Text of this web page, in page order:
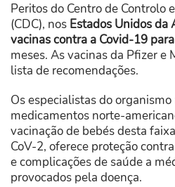
Peritos do Centro de Controlo
(CDC), nos Estados Unidos da
vacinas contra a Covid-19
meses. As vacinas da Pfizer e
lista de recomendações.
Os especialistas do
medicamentos norte-
vacinação de bebés desta
CoV-2, oferece proteção
e complicações de saúde a
provocados pela doença.